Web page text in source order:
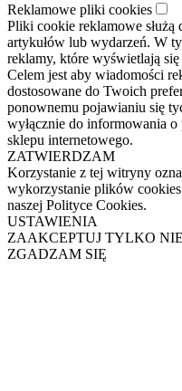
Reklamowe pliki cookies
Pliki cookie reklamowe służą
artykułów lub wydarzeń. W
reklamy, które wyświetlają
Celem jest aby wiadomości
dostosowane do Twoich
ponownemu pojawianiu się
wyłącznie do informowania o
sklepu internetowego.
ZATWIERDZAM
Korzystanie z tej witryny
wykorzystanie plików
naszej Polityce Cookies.
USTAWIENIA
ZAAKCEPTUJ TYLKO
ZGADZAM SIĘ